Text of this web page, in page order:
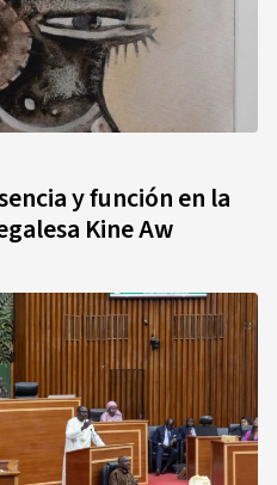
y función en la
Kine Aw